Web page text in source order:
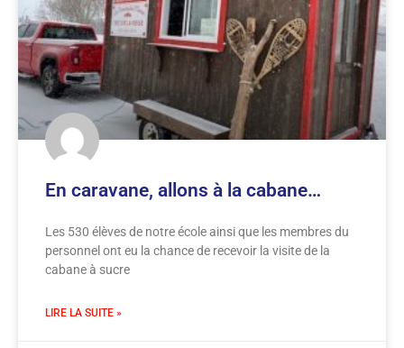
En caravane, allons à la cabane…
Les 530 élèves de notre école ainsi que les membres du
personnel ont eu la chance de recevoir la visite de la
cabane à sucre
LIRE LA SUITE »